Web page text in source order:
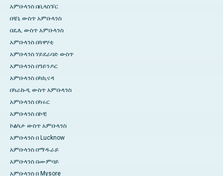
አምቡላንስ በቢላስፑር
በቼኒ ውስጥ አምቡላንስ
በዴሊ ውስጥ አምቡላንስ
አምቡላንስ በጓዋሃቲ
አምቡላንስ ሃይደራባድ ውስጥ
አምቡላንስ በዓይንዶር
አምቡላንስ በካኪናዳ
በካራኩዲ ውስጥ አምቡላንስ
አምቡላንስ በካሩር
አምቡላንስ በኮቺ
ኮልካታ ውስጥ አምቡላንስ
አምቡላንስ በ Lucknow
አምቡላንስ በማዱራይ
አምቡላንስ በሙምባይ
አምቡላንስ በ Mysore